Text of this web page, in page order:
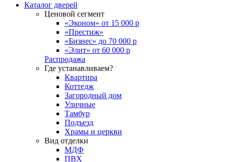
Каталог дверей
Ценовой сегмент
«Эконом» от 15 000 р
«Престиж»
«Бизнес» до 70 000 р
«Элит» от 60 000 р
Распродажа
Где устанавливаем?
Квартира
Коттедж
Загородный дом
Уличные
Тамбур
Подъезд
Храмы и церкви
Вид отделки
МДФ
ПВХ